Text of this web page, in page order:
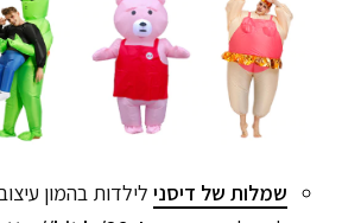
שמלות של דיסני לילדות בהמון